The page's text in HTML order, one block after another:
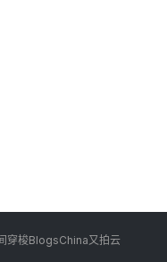
穿梭BlogsChina又拍云